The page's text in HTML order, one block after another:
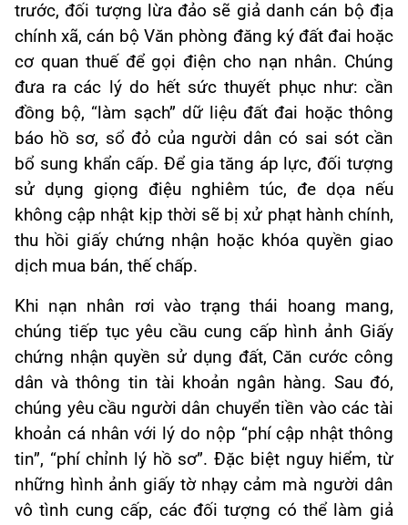
trước, đối tượng lừa đảo sẽ giả danh cán bộ địa
chính xã, cán bộ Văn phòng đăng ký đất đai hoặc
cơ quan thuế để gọi điện cho nạn nhân. Chúng
đưa ra các lý do hết sức thuyết phục như: cần
đồng bộ, “làm sạch” dữ liệu đất đai hoặc thông
báo hồ sơ, sổ đỏ của người dân có sai sót cần
bổ sung khẩn cấp. Để gia tăng áp lực, đối tượng
sử dụng giọng điệu nghiêm túc, đe dọa nếu
không cập nhật kịp thời sẽ bị xử phạt hành chính,
thu hồi giấy chứng nhận hoặc khóa quyền giao
dịch mua bán, thế chấp.
Khi nạn nhân rơi vào trạng thái hoang mang,
chúng tiếp tục yêu cầu cung cấp hình ảnh Giấy
chứng nhận quyền sử dụng đất, Căn cước công
dân và thông tin tài khoản ngân hàng. Sau đó,
chúng yêu cầu người dân chuyển tiền vào các tài
khoản cá nhân với lý do nộp “phí cập nhật thông
tin”, “phí chỉnh lý hồ sơ”. Đặc biệt nguy hiểm, từ
những hình ảnh giấy tờ nhạy cảm mà người dân
vô tình cung cấp, các đối tượng có thể làm giả